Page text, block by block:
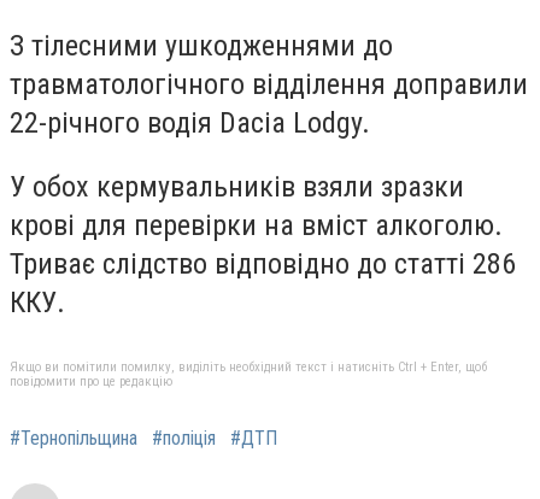
З тілесними ушкодженнями до
травматологічного відділення доправили
22-річного водія Dacia Lodgy.
У обох кермувальників взяли зразки
крові для перевірки на вміст алкоголю.
Триває слідство відповідно до статті 286
ККУ.
Якщо ви помітили помилку, виділіть необхідний текст і натисніть Ctrl + Enter, щоб
повідомити про це редакцію
#Тернопільщина #поліція #ДТП